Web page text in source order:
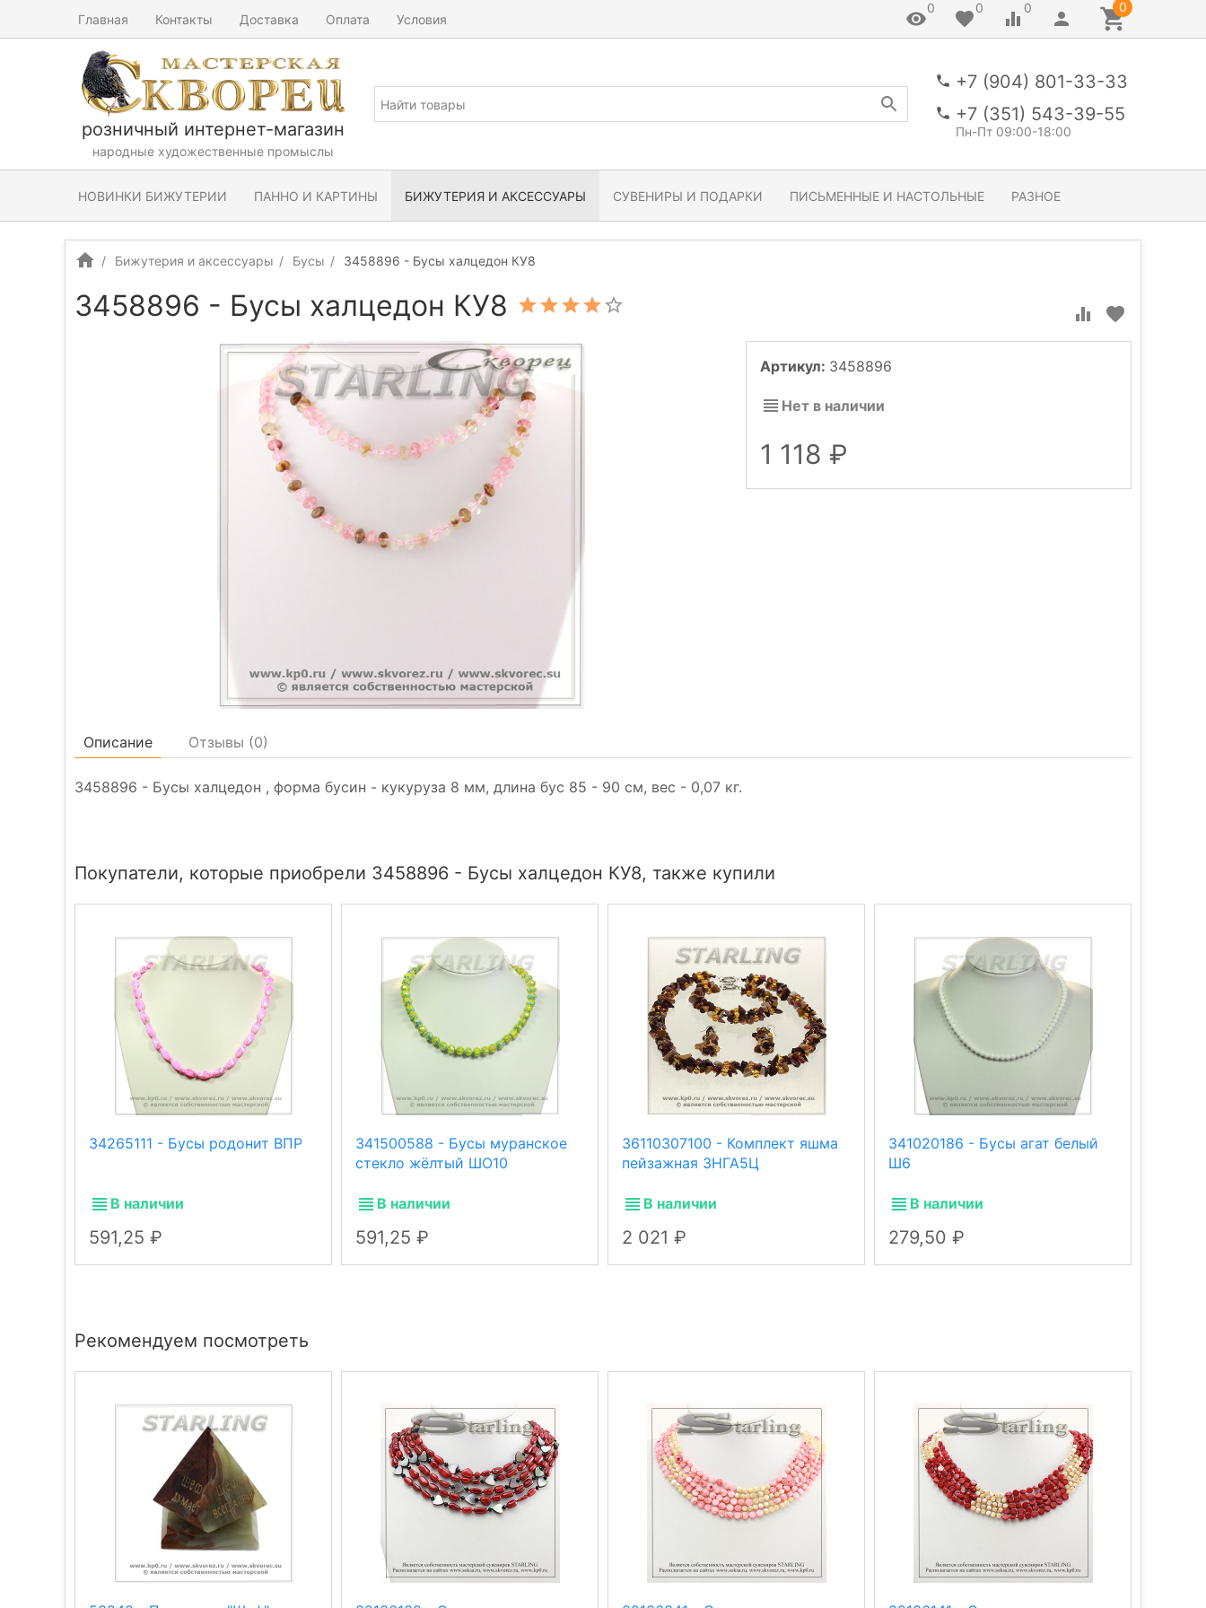
Главная Контакты Доставка Оплата Условия
0 0 0 0
розничный интернет-магазин
народные художественные промыслы
+7 (904) 801-33-33
+7 (351) 543-39-55
Пн-Пт 09:00-18:00
НОВИНКИ БИЖУТЕРИИ ПАННО И КАРТИНЫ БИЖУТЕРИЯ И АКСЕССУАРЫ СУВЕНИРЫ И ПОДАРКИ ПИСЬМЕННЫЕ И НАСТОЛЬНЫЕ РАЗНОЕ
Бижутерия и аксессуары Бусы 3458896 - Бусы халцедон КУ8
3458896 - Бусы халцедон КУ8
Артикул: 3458896
Нет в наличии
1 118
Описание Отзывы (0)
3458896 - Бусы халцедон , форма бусин - кукуруза 8 мм, длина бус 85 - 90 см, вес - 0,07 кг.
Покупатели, которые приобрели 3458896 - Бусы халцедон КУ8, также купили
34265111 - Бусы родонит ВПР
В наличии
591,25
341500588 - Бусы муранское
стекло жёлтый ШО10
В наличии
591,25
36110307100 - Комплект яшма
пейзажная 3НГА5Ц
В наличии
2 021
341020186 - Бусы агат белый
Ш6
В наличии
279,50
Рекомендуем посмотреть